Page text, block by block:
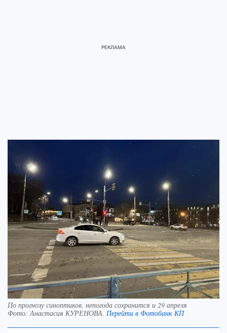
По прогнозу синоптиков, непогода сохранится и 29 апреля
Фото:Анастасия КУРЕНОВА. Перейти в Фотобанк КП